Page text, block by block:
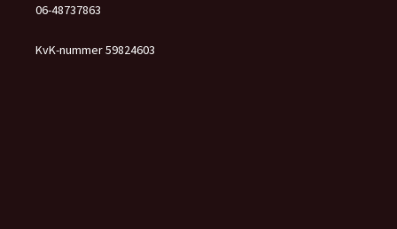
06-48737863
KvK-nummer 59824603